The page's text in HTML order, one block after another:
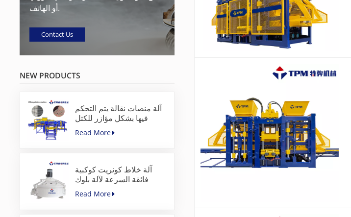
أو الهاتف.
Contact Us
NEW PRODUCTS
آلة منصات نقالة يتم التحكم
فيها بشكل مؤازر للكتل
الخرسانية
Read More
آلة خلاط كونريت كوكبية
فائقة السرعة لآلة بلوك
الرصف
Read More